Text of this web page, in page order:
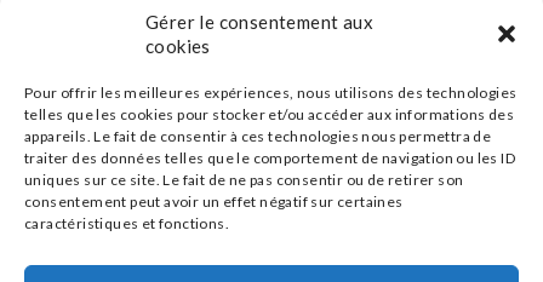
Gérer le consentement aux
cookies
Pour offrir les meilleures expériences, nous utilisons des technologies
telles que les cookies pour stocker et/ou accéder aux informations des
appareils. Le fait de consentir à ces technologies nous permettra de
traiter des données telles que le comportement de navigation ou les ID
uniques sur ce site. Le fait de ne pas consentir ou de retirer son
consentement peut avoir un effet négatif sur certaines
caractéristiques et fonctions.
s'inscrire à la newsletter